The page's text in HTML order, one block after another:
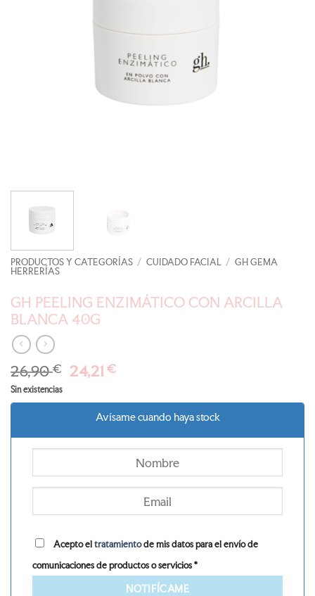
PRODUCTOS Y CATEGORÍAS / CUIDADO FACIAL / GH GEMA
HERRERÍAS
GH PEELING ENZIMÁTICO CON ARCILLA
BLANCA 40G
26,90€ El
original
26,90 €.
24,21€El
actual
es:
24,21 €.
Sin existencias
Avísame cuando haya stock
Acepto eltratamientode mis datos para el envío de
comunicaciones de productos o servicios *
NOTIFÍCAME